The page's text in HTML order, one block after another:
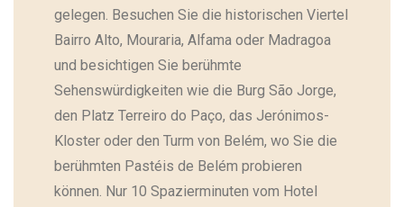
gelegen. Besuchen Sie die historischen Viertel
Bairro Alto, Mouraria, Alfama oder Madragoa
und besichtigen Sie berühmte
Sehenswürdigkeiten wie die Burg São Jorge,
den Platz Terreiro do Paço, das Jerónimos-
Kloster oder den Turm von Belém, wo Sie die
berühmten Pastéis de Belém probieren
können. Nur 10 Spazierminuten vom Hotel